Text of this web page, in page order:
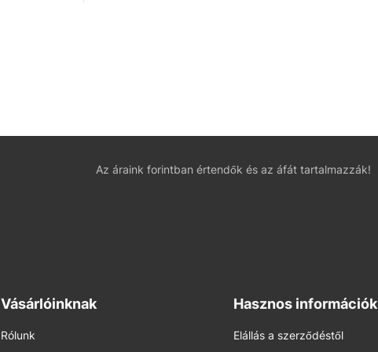
Az áraink forintban értendők és az áfát tartalmazzák!
Vásárlóinknak
Rólunk
Hasznos információk
Elállás a szerződéstől